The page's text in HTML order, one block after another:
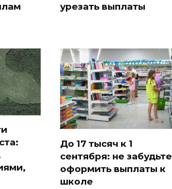
урезать выплаты
До 17 тысяч к 1
сентября: не забудьте
оформить выплаты к
школе